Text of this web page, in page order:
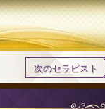
次のセラピスト